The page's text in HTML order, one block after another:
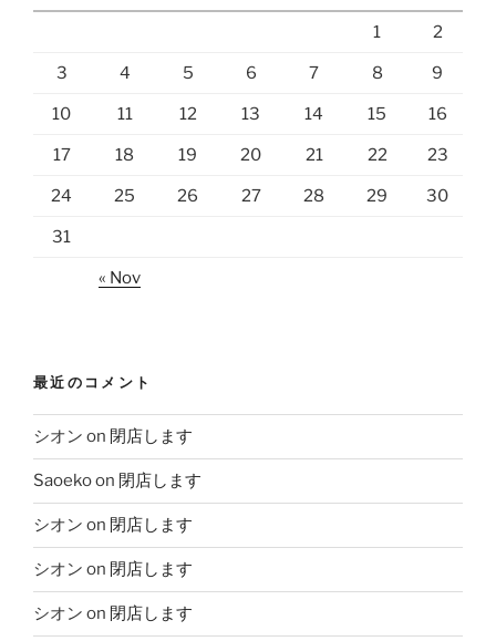
1 2
3 4 5 6 7 8 9
10 11 12 13 14 15 16
17 18 19 20 21 22 23
24 25 26 27 28 29 30
31
« Nov
最近のコメント
シオン on 閉店します
Saoekoon 閉店します
シオン on 閉店します
シオン on 閉店します
シオン on 閉店します